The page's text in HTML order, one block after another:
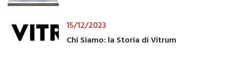
15/12/2023
Chi Siamo: la Storia di Vitrum